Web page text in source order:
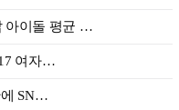
아이돌 평균 …
여자…
에 SN…